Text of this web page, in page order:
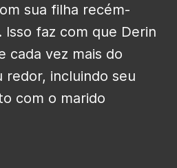
sua filha recém-
Isso faz com que Derin
cada vez mais do
redor, incluindo seu
com o marido